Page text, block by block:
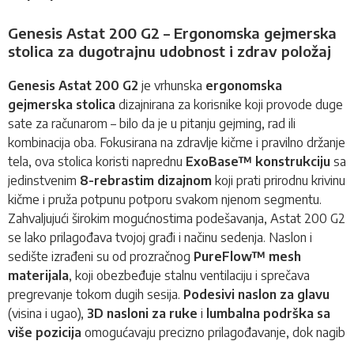
Genesis Astat 200 G2 – Ergonomska gejmerska
stolica za dugotrajnu udobnost i zdrav položaj
Genesis Astat 200 G2 je vrhunska ergonomska
gejmerska stolica dizajnirana za korisnike koji provode duge
sate za računarom – bilo da je u pitanju gejming, rad ili
kombinacija oba. Fokusirana na zdravlje kičme i pravilno držanje
tela, ova stolica koristi naprednu ExoBase™ konstrukciju sa
jedinstvenim 8-rebrastim dizajnom koji prati prirodnu krivinu
kičme i pruža potpunu potporu svakom njenom segmentu.
Zahvaljujući širokim mogućnostima podešavanja, Astat 200 G2
se lako prilagođava tvojoj građi i načinu sedenja. Naslon i
sedište izrađeni su od prozračnog PureFlow™ mesh
materijala, koji obezbeđuje stalnu ventilaciju i sprečava
pregrevanje tokom dugih sesija. Podesivi naslon za glavu
(visina i ugao), 3D nasloni za ruke i lumbalna podrška sa
više pozicija omogućavaju precizno prilagođavanje, dok nagib